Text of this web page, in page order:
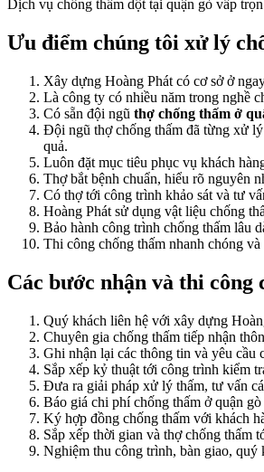
Dịch vụ chống thấm dột tại quận gò vấp
Ưu điểm chúng tôi xử lý
Xây dựng Hoàng Phát có cơ sở ở
Là công ty có nhiều năm trong nghề
Có sẵn đội ngũ thợ chống thấm ở
Đội ngũ thợ chống thấm đã từng xử
quả.
Luôn đặt mục tiêu phục vụ khách
Thợ bắt bệnh chuẩn, hiểu rõ nguyên
Có thợ tới công trình khảo sát và tư
Hoàng Phát sử dụng vật liệu chống
Bảo hành công trình chống thấm lâu
Thi công chống thấm nhanh chóng
Các bước nhận và thi công
Quý khách liên hệ với xây dựng
Chuyên gia chống thấm tiếp nhận
Ghi nhận lại các thông tin và yêu cầu
Sắp xếp kỷ thuật tới công trình kiểm
Đưa ra giải pháp xử lý thấm, tư vấn
Báo giá chi phí chống thấm ở quận
Ký hợp đồng chống thấm với khách
Sắp xếp thời gian và thợ chống thấm
Nghiệm thu công trình, bàn giao, quý